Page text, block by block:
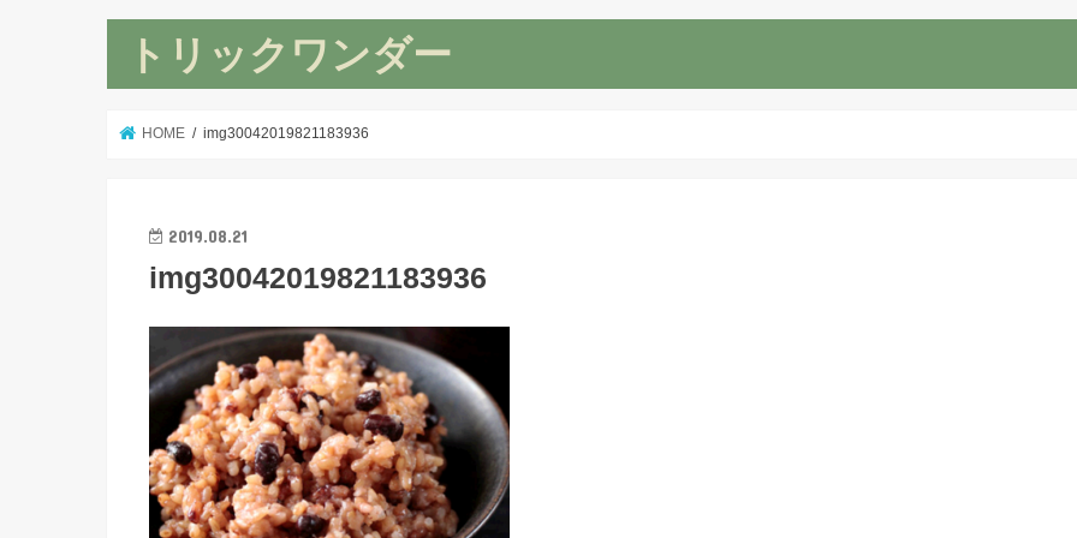
トリックワンダー
HOME img30042019821183936
2019.08.21
img30042019821183936